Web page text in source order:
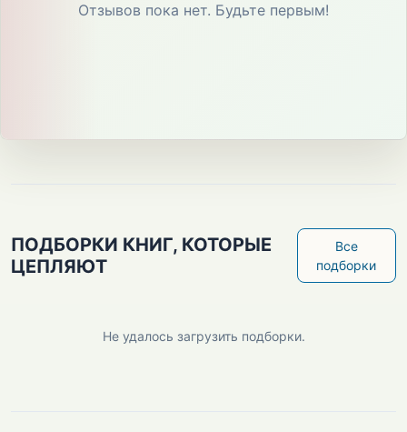
Отзывов пока нет. Будьте первым!
ПОДБОРКИ КНИГ, КОТОРЫЕ
ЦЕПЛЯЮТ
Все
подборки
Не удалось загрузить подборки.